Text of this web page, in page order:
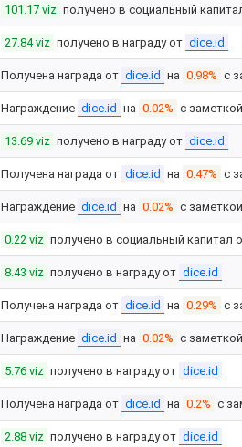
101.17 viz получено в социальный
27.84 viz получено в награду от dice.id
Получена награда от dice.id на 0.98% с
Награждение dice.id на 0.02% с
13.69 viz получено в награду от dice.id
Получена награда от dice.id на 0.47% с
Награждение dice.id на 0.02% с
0.22 viz получено в социальный капитал
8.43 viz получено в награду от dice.id
Получена награда от dice.id на 0.29% с
Награждение dice.id на 0.02% с
5.76 viz получено в награду от dice.id
Получена награда от dice.id на 0.2% с
2.88 viz получено в награду от dice.id